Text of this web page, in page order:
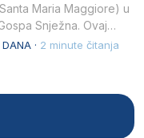
Maria Maggiore) u
Snježna. Ovaj
· 2 minute čitanja